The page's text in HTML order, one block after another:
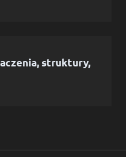
struktury,